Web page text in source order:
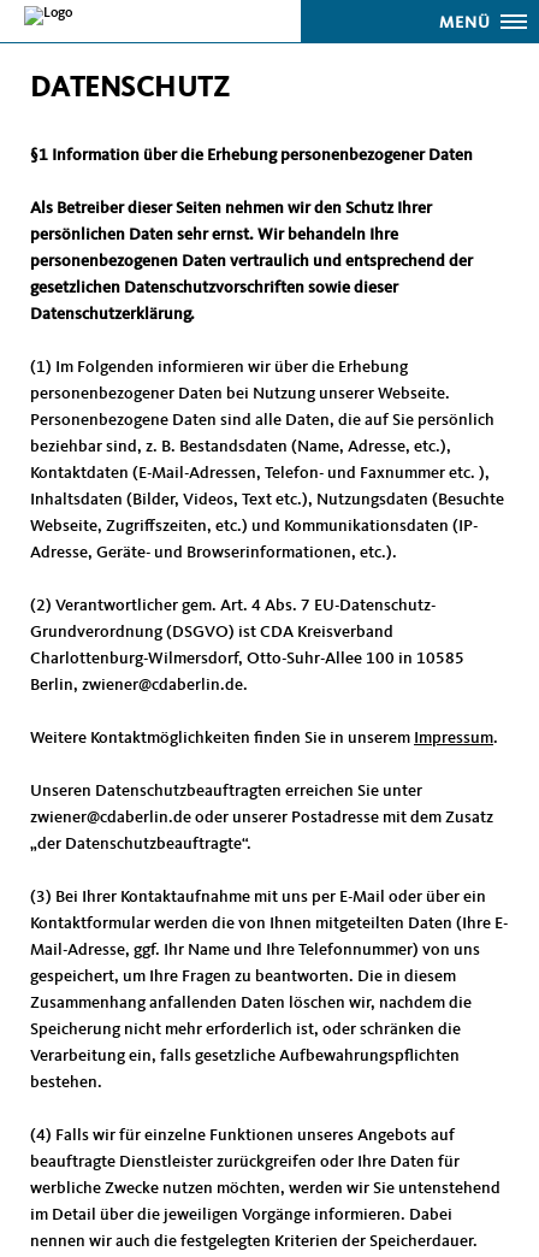
MENÜ
DATENSCHUTZ
§1 Information über die Erhebung personenbezogener Daten
Als Betreiber dieser Seiten nehmen wir den Schutz Ihrer
persönlichen Daten sehr ernst. Wir behandeln Ihre
personenbezogenen Daten vertraulich und entsprechend der
gesetzlichen Datenschutzvorschriften sowie dieser
Datenschutzerklärung.
(1) Im Folgenden informieren wir über die Erhebung
personenbezogener Daten bei Nutzung unserer Webseite.
Personenbezogene Daten sind alle Daten, die auf Sie persönlich
beziehbar sind, z. B. Bestandsdaten (Name, Adresse, etc.),
Kontaktdaten (E-Mail-Adressen, Telefon- und Faxnummer etc. ),
Inhaltsdaten (Bilder, Videos, Text etc.), Nutzungsdaten (Besuchte
Webseite, Zugriffszeiten, etc.) und Kommunikationsdaten (IP-
Adresse, Geräte- und Browserinformationen, etc.).
(2) Verantwortlicher gem. Art. 4 Abs. 7 EU-Datenschutz-
Grundverordnung (DSGVO) ist CDA Kreisverband
Charlottenburg-Wilmersdorf, Otto-Suhr-Allee 100 in 10585
Berlin, zwiener@cdaberlin.de.
Weitere Kontaktmöglichkeiten finden Sie in unserem Impressum.
Unseren Datenschutzbeauftragten erreichen Sie unter
zwiener@cdaberlin.de oder unserer Postadresse mit dem Zusatz
der Datenschutzbeauftragte“.
(3) Bei Ihrer Kontaktaufnahme mit uns per E-Mail oder über ein
Kontaktformular werden die von Ihnen mitgeteilten Daten (Ihre E-
Mail-Adresse, ggf. Ihr Name und Ihre Telefonnummer) von uns
gespeichert, um Ihre Fragen zu beantworten. Die in diesem
Zusammenhang anfallenden Daten löschen wir, nachdem die
Speicherung nicht mehr erforderlich ist, oder schränken die
Verarbeitung ein, falls gesetzliche Aufbewahrungspflichten
bestehen.
(4) Falls wir für einzelne Funktionen unseres Angebots auf
beauftragte Dienstleister zurückgreifen oder Ihre Daten für
werbliche Zwecke nutzen möchten, werden wir Sie untenstehend
im Detail über die jeweiligen Vorgänge informieren. Dabei
nennen wir auch die festgelegten Kriterien der Speicherdauer.